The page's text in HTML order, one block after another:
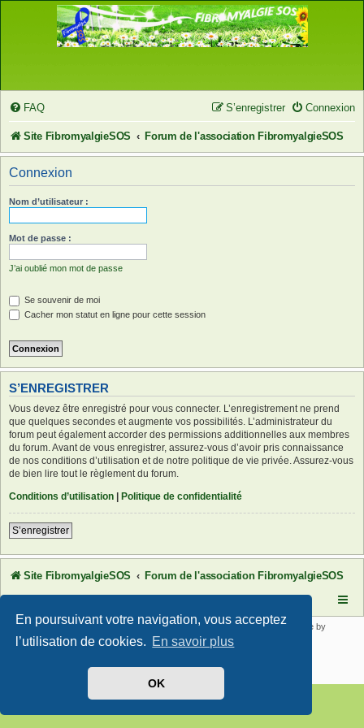
En poursuivant votre navigation, vous acceptez
l’utilisation de cookies. En savoir plus
OK
FAQ Connexion
S’enregistrer
Site FibromyalgieSOS Forum de l'association FibromyalgieSOS
Connexion
Nom d’utilisateur :
Mot de passe :
J’ai oublié mon mot de passe
Se souvenir de moi
Cacher mon statut en ligne pour cette session
S’ENREGISTRER
Vous devez être enregistré pour vous connecter. L’enregistrement ne prend
que quelques secondes et augmente vos possibilités. L’administrateur du
forum peut également accorder des permissions additionnelles aux membres
du forum. Avant de vous enregistrer, assurez-vous d’avoir pris connaissance
de nos conditions d’utilisation et de notre politique de vie privée. Assurez-vous
de bien lire tout le règlement du forum.
Conditions d’utilisation
Politique de confidentialité
S’enregistrer
Site FibromyalgieSOS Forum de l'association FibromyalgieSOS
Développé parphpBB® Forum Software © phpBB Limited | SE Square by
PhpBB3 BBCodes
Confidentialité|Conditions